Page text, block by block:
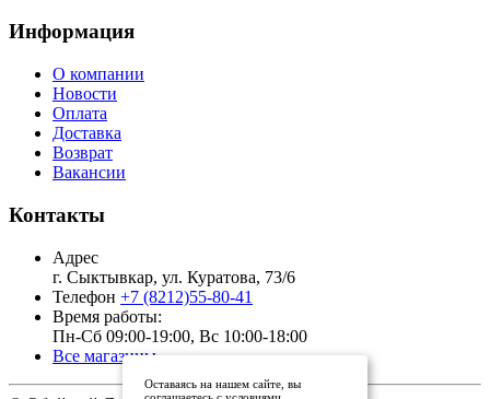
Информация
О компании
Новости
Оплата
Доставка
Возврат
Вакансии
Контакты
Адрес
г. Сыктывкар, ул. Куратова, 73/6
Телефон +7 (8212)55-80-41
Время работы:
Пн-Сб 09:00-19:00, Вс 10:00-18:00
Все магазины
Оставаясь на нашем сайте, вы